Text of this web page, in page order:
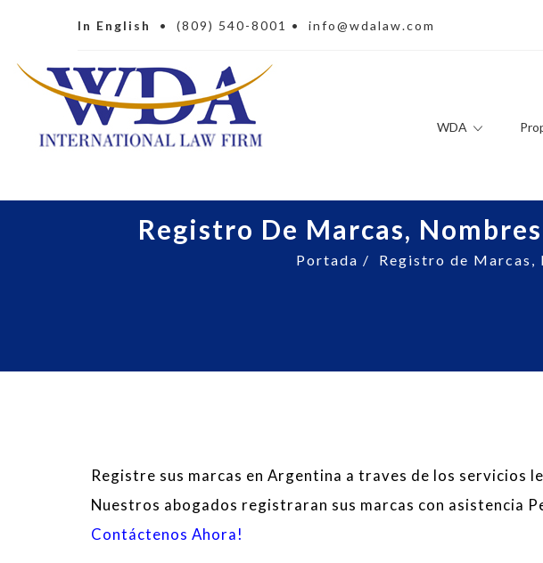
In English • (809) 540-8001 • info@wdalaw.com
WDA
Registro De Marcas,
Portada / Registro de Marcas,
Registre sus marcas en Argentina a traves de los servicios
Nuestros abogados registraran sus marcas con asistencia
Contáctenos Ahora!